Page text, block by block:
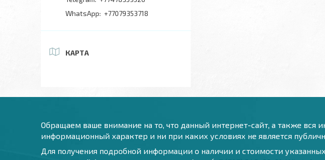
+77079353718
КАРТА
Обращаем ваше внимание на то, что данный интернет-сайт, а также вся
информационный характер и ни при каких условиях не является
Для получения подробной информации о наличии и стоимости